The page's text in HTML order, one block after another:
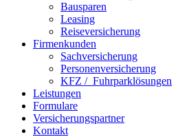
Bausparen
Leasing
Reiseversicherung
Firmenkunden
Sachversicherung
Personenversicherung
KFZ / Fuhrparklösungen
Leistungen
Formulare
Versicherungspartner
Kontakt